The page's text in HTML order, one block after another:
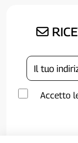
Accetto